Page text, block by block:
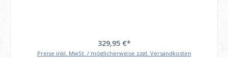
329,95 €*
Preise inkl. MwSt. / möglicherweise zzgl. Versandkosten